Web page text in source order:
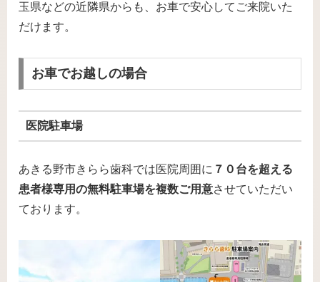
玉県などの近隣県からも、お車で安心してご来院いた
だけます。
お車でお越しの場合
医院駐車場
あきる野市きらら歯科では医院周囲に ７０台を超える
患者様専用の無料駐車場を複数ご用意させていただい
ております。